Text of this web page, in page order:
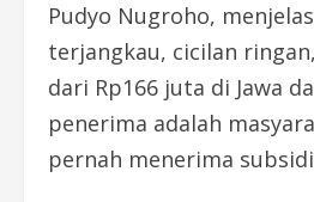
Pudyo Nugroho,
terjangkau, cicilan
dari Rp166 juta di Jawa
penerima adalah
pernah menerima